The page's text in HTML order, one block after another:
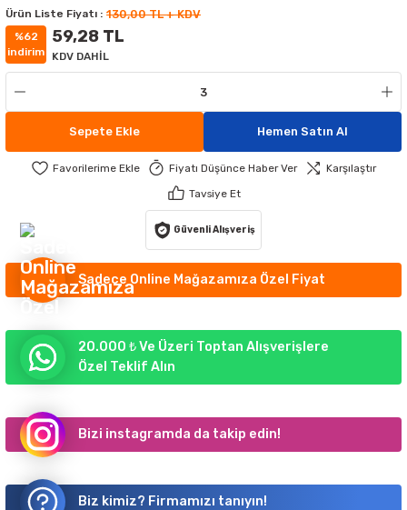
AYDINLATMA
ÇİM ARMATÜR
APLİKLER
AYDINLATMA
APLİKLER
Ürün Liste Fiyatı : 130,00 TL + KDV
%62
indirim
59,28 TL
KDV DAHİL
Sepete Ekle Hemen Satın Al
Fiyatı Düşünce Haber Ver
Karşılaştır
Tavsiye Et
Güvenli Alışveriş
Sadece Online Mağazamıza Özel Fiyat
20.000 ₺ Ve Üzeri Toptan Alışverişlere
Özel Teklif Alın
Bizi instagramda da takip edin!
Biz kimiz? Firmamızı tanıyın!